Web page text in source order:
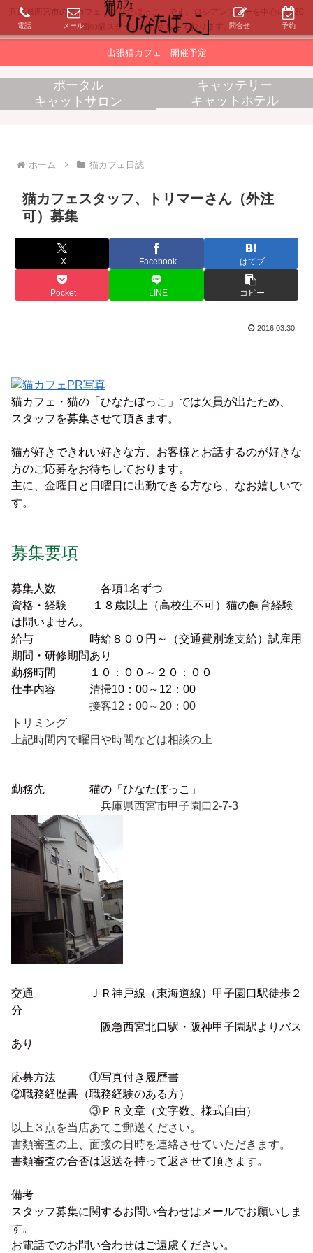
兵庫県西宮市の猫カフェ「ひなたぼっこ」です。ロシアンブルーを中心に約30
頭の猫スタッフがお待ちしております。
出張猫カフェ 開催予定
ポータル
キャッテリー
キャットサロン
キャットホテル
ホーム 猫カフェ日誌
猫カフェスタッフ、トリマーさん（外注
可）募集
X Facebook はてブ
Pocket LINE コピー
2016.03.30
猫カフェ・猫の「ひなたぼっこ」では欠員が出たため、
スタッフを募集させて頂きます。
猫が好きできれい好きな方、お客様とお話するのが好きな
方のご応募をお待ちしております。
主に、金曜日と日曜日に出勤できる方なら、なお嬉しいで
す。
募集要項
募集人数 各項1名ずつ
資格・経験
１８歳以上（高校生不可）猫の飼育経験
は問いません。
給与 時給８ ００円～（交通費別途支給）試雇用
期間・研修期間あり
勤務時間
１０：００～２０：００
仕事内容 清掃10：00～12：00
接客12：00～20：00
トリミング
上記時間内で曜日や時間などは相談の上
勤務先 猫の「ひなたぼっこ」
兵庫県西宮市甲子園口2-7-3
交通 ＪＲ神戸線（東海道線）甲子園口駅徒歩２
分
阪急西宮北口駅・阪神甲子園駅よりバス
あり
応募方法 ①写真付き履歴書
②職務経歴書（職務経験のある方）
③ ＰＲ文章（文字数、様式自由）
以上３点を当店あてご郵送ください。
書類審査の上、面接の日時を連絡させていただきます。
書類審査の合否は返送を持って返させて頂きます。
備考
スタッフ募集に関するお問い合わせはメールでお願いしま
す。
お電話でのお問い合わせはご遠慮ください。
電話 メール 問合せ 予約